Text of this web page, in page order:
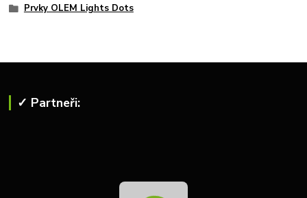
Prvky OLEM Lights Dots
✓ Partneři: